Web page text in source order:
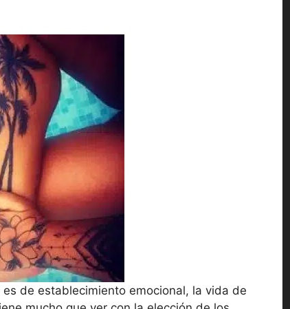
es de establecimiento emocional, la vida de